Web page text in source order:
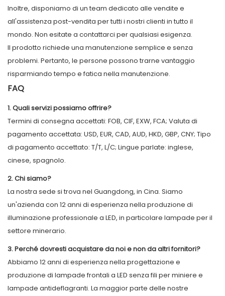
Inoltre, disponiamo di un team dedicato alle vendite e
all'assistenza post-vendita per tutti i nostri clienti in tutto il
mondo. Non esitate a contattarci per qualsiasi esigenza.
Il prodotto richiede una manutenzione semplice e senza
problemi. Pertanto, le persone possono trarne vantaggio
risparmiando tempo e fatica nella manutenzione.
FAQ
1. Quali servizi possiamo offrire?
Termini di consegna accettati: FOB, CIF, EXW, FCA; Valuta di
pagamento accettata: USD, EUR, CAD, AUD, HKD, GBP, CNY; Tipo
di pagamento accettato: T/T, L/C; Lingue parlate: inglese,
cinese, spagnolo.
2. Chi siamo?
La nostra sede si trova nel Guangdong, in Cina. Siamo
un'azienda con 12 anni di esperienza nella produzione di
illuminazione professionale a LED, in particolare lampade per il
settore minerario.
3. Perché dovresti acquistare da noi e non da altri fornitori?
Abbiamo 12 anni di esperienza nella progettazione e
produzione di lampade frontali a LED senza fili per miniere e
lampade antideflagranti. La maggior parte delle nostre